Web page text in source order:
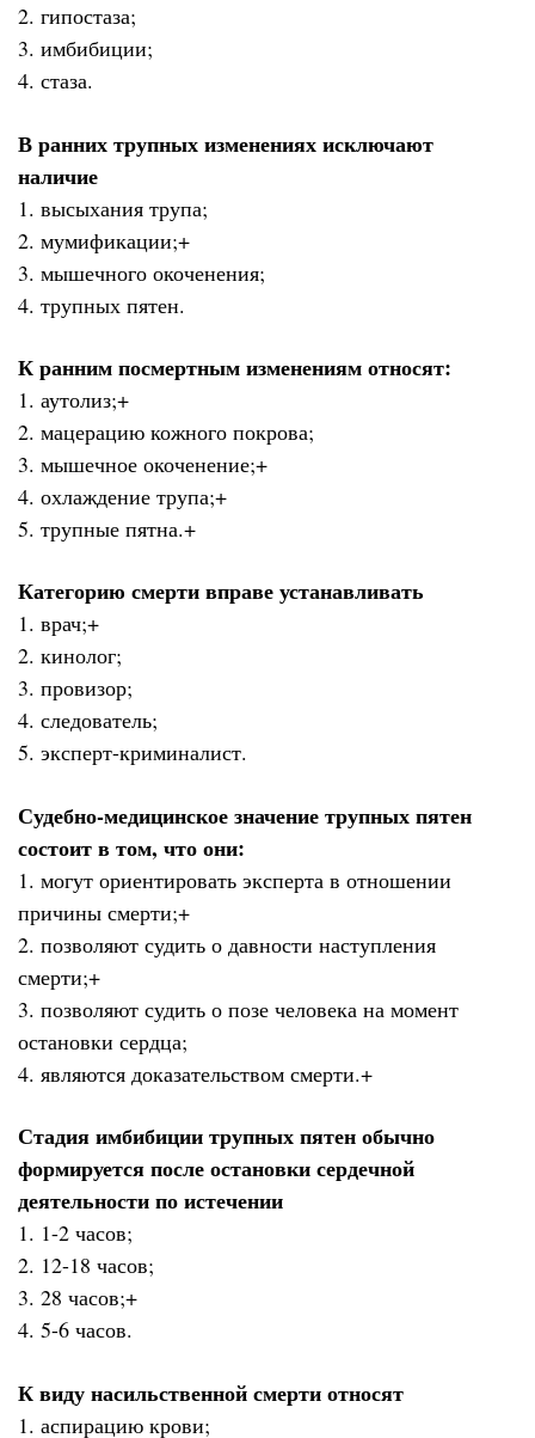
2. гипостаза;
3. имбибиции;
4. стаза.
В ранних трупных изменениях исключают
наличие
1. высыхания трупа;
2. мумификации;+
3. мышечного окоченения;
4. трупных пятен.
К ранним посмертным изменениям относят:
1. аутолиз;+
2. мацерацию кожного покрова;
3. мышечное окоченение;+
4. охлаждение трупа;+
5. трупные пятна.+
Категорию смерти вправе устанавливать
1. врач;+
2. кинолог;
3. провизор;
4. следователь;
5. эксперт-криминалист.
Судебно-медицинское значение трупных пятен
состоит в том, что они:
1. могут ориентировать эксперта в отношении
причины смерти;+
2. позволяют судить о давности наступления
смерти;+
3. позволяют судить о позе человека на момент
остановки сердца;
4. являются доказательством смерти.+
Стадия имбибиции трупных пятен обычно
формируется после остановки сердечной
деятельности по истечении
1. 1-2 часов;
2. 12-18 часов;
3. 28 часов;+
4. 5-6 часов.
К виду насильственной смерти относят
1. аспирацию крови;